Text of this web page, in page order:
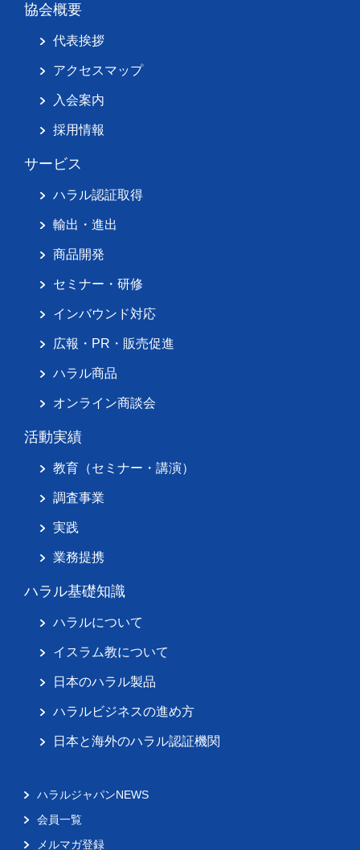
協会概要
代表挨拶
アクセスマップ
入会案内
採用情報
サービス
ハラル認証取得
輸出・進出
商品開発
セミナー・研修
インバウンド対応
広報・PR・販売促進
ハラル商品
オンライン商談会
活動実績
教育（セミナー・講演）
調査事業
実践
業務提携
ハラル基礎知識
ハラルについて
イスラム教について
日本のハラル製品
ハラルビジネスの進め方
日本と海外のハラル認証機関
ハラルジャパンNEWS
会員一覧
メルマガ登録